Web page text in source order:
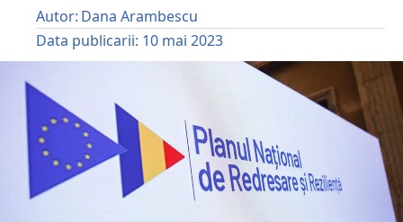
Autor: Dana Arambescu
Data publicarii: 10 mai 2023